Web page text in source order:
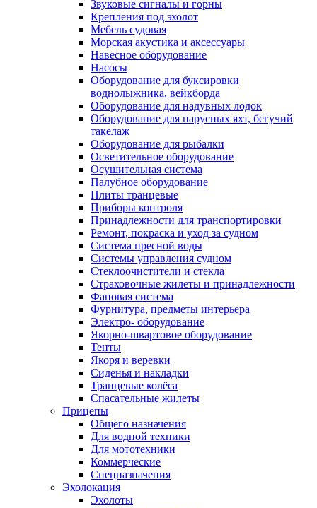
Звуковые сигналы и горны
Крепления под эхолот
Мебель судовая
Морская акустика и аксессуары
Навесное оборудование
Насосы
Оборудование для буксировки
воднолыжника, вейкборда
Оборудование для надувных лодок
Оборудование для парусных яхт, бегучий
такелаж
Оборудование для рыбалки
Осветительное оборудование
Осушительная система
Палубное оборудование
Плиты транцевые
Приборы контроля
Принадлежности для транспортировки
Ремонт, покраска и уход за судном
Система пресной воды
Системы управления судном
Стеклоочистители и стекла
Страховочные жилеты и принадлежности
Фановая система
Фурнитура, предметы интерьера
Электро- оборудование
Якорно-швартовое оборудование
Тенты
Якоря и веревки
Сиденья и накладки
Транцевые колёса
Спасательные жилеты
Прицепы
Общего назначения
Для водной техники
Для мототехники
Коммерческие
Спецназначения
Эхолокация
Эхолоты